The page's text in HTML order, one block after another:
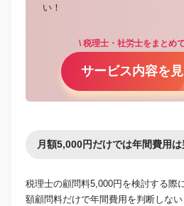
い！
\ 税理士・社労士をまとめ
サービス内容を
月額5,000円だけでは年間費用
税理士の顧問料5,000円を検討する際
額顧問料だけで年間費用を判断しな